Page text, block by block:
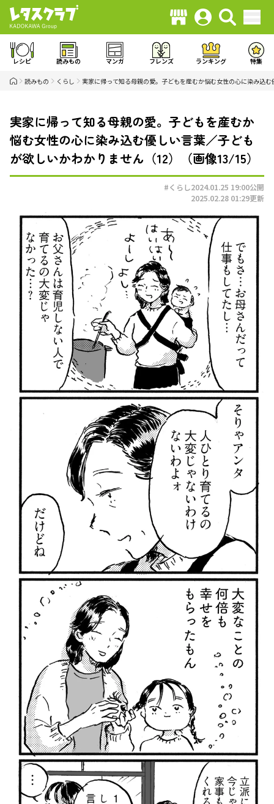
レシピ 読みもの マンガ フレンズ ランキング 特集
読みもの くらし 実家に帰って知る母親の愛。子どもを産むか悩む女性の心に染み込
実家に帰って知る母親の愛。子どもを産むか
悩む女性の心に染み込む優しい言葉／子ども
が欲しいかわかりません（12）（画像13/15）
#くらし2024.01.25 19:00公開
2025.02.28 01:29更新